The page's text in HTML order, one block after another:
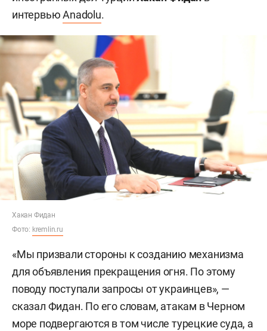
интервьюAnadolu.
Хакан Фидан
Фото: kremlin.ru
«Мы призвали стороны к созданию механизма
для объявления прекращения огня. По этому
поводу поступали запросы от украинцев», —
сказал Фидан. По его словам, атакам в Черном
море подвергаются в том числе турецкие суда, а